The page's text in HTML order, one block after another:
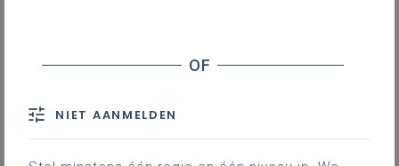
NIET AANMELDEN